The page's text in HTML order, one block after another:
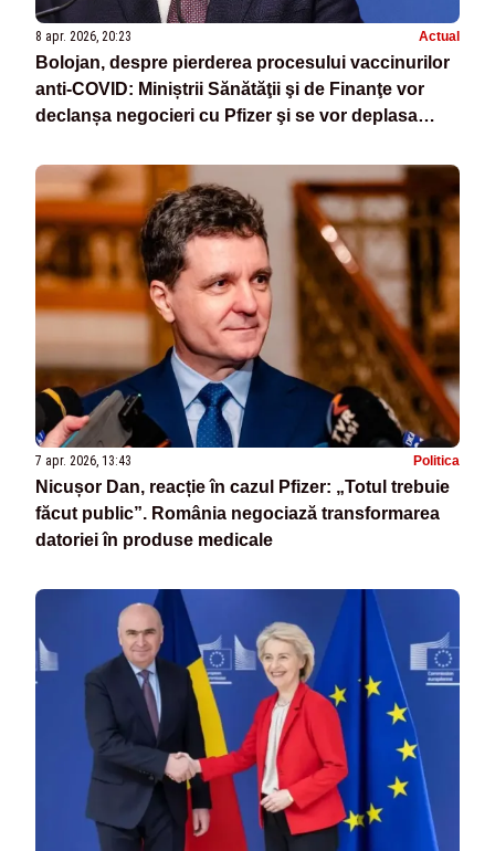
8 apr. 2026, 20:23 Actual
Bolojan, despre pierderea procesului vaccinurilor
anti-COVID: Miniștrii Sănătăţii şi de Finanţe vor
declanșa negocieri cu Pfizer şi se vor deplasa
7 apr. 2026, 13:43 Politica
Nicușor Dan, reacție în cazul Pfizer: „Totul trebuie
făcut public”. România negociază transformarea
datoriei în produse medicale